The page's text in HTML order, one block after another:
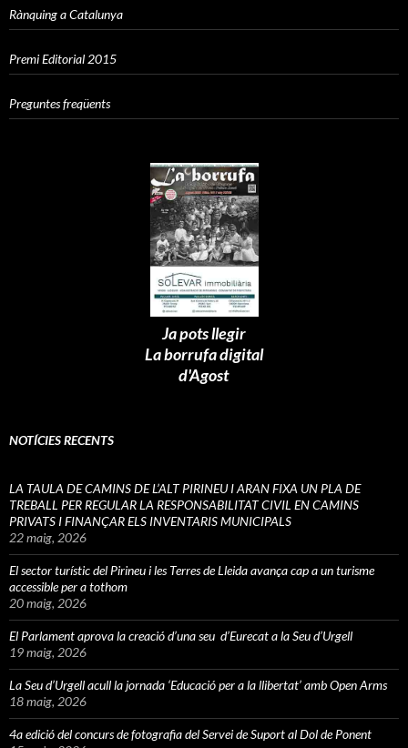
Rànquing a Catalunya
Premi Editorial 2015
Preguntes freqüents
Ja pots llegir
La borrufa digital
d'Agost
NOTÍCIES RECENTS
LA TAULA DE CAMINS DE L’ALT PIRINEU I ARAN FIXA UN PLA DE
TREBALL PER REGULAR LA RESPONSABILITAT CIVIL EN CAMINS
PRIVATS I FINANÇAR ELS INVENTARIS MUNICIPALS
22 maig, 2026
El sector turístic del Pirineu i les Terres de Lleida avança cap a un turisme
accessible per a tothom
20 maig, 2026
El Parlament aprova la creació d’una seu d’Eurecat a la Seu d’Urgell
19 maig, 2026
La Seu d’Urgell acull la jornada ‘Educació per a la llibertat’ amb Open Arms
18 maig, 2026
4a edició del concurs de fotografia del Servei de Suport al Dol de Ponent